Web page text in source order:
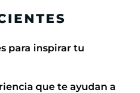
para inspirar tu
que te ayudan a